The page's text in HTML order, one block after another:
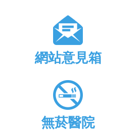
網站意見箱
無菸醫院